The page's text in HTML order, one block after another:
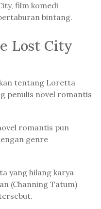
film komedi
bintang.
Lost City
tentang Loretta
penulis novel romantis
romantis pun
genre
yang hilang karya
(Channing Tatum)